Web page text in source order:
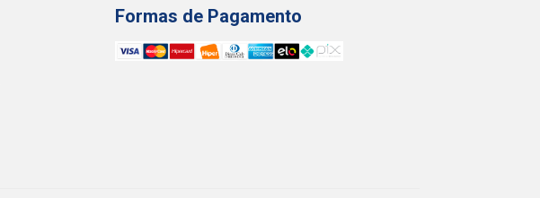
Formas de Pagamento